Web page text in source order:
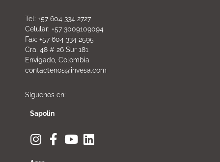
Tel: +57 604 334 2727
Celular: +57 3009109094
Fax: +57 604 334 2595
Cra. 48 # 26 Sur 181
Envigado, Colombia
contactenos@invesa.com
Síguenos en:
Sapolin